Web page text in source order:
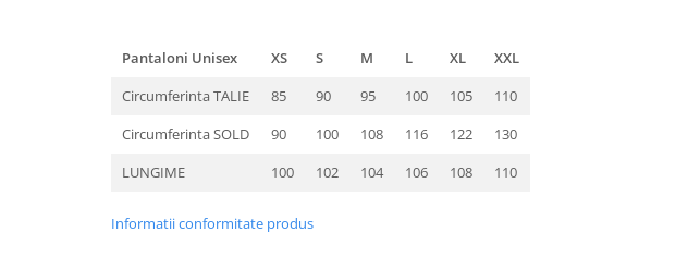
Pantaloni Unisex XS S M L XL
XXL
Circumferinta TALIE
85 90 95 100 105
110
Circumferinta SOLD
90 100 108 116 122
130
LUNGIME
100 102 104 106 108 110
Informatii conformitate produs